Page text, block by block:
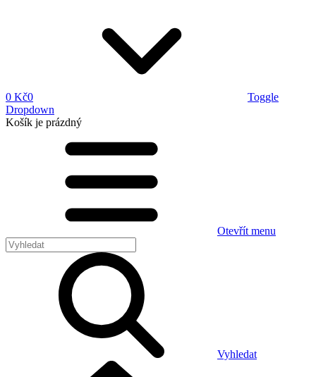
0 Kč0
Toggle
Dropdown
Košík je prázdný
Otevřít menu
Vyhledat